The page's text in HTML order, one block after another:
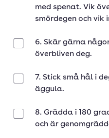
med spenat. Vik
smördegen och vik
6. Skär gärna
överbliven deg.
7. Stick små hål i
äggula.
8. Grädda i 180
och är